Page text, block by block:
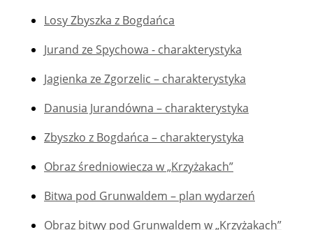
Losy Zbyszka z Bogdańca
Jurand ze Spychowa - charakterystyka
Jagienka ze Zgorzelic – charakterystyka
Danusia Jurandówna – charakterystyka
Zbyszko z Bogdańca – charakterystyka
Obraz średniowiecza w „Krzyżakach”
Bitwa pod Grunwaldem – plan wydarzeń
Obraz bitwy pod Grunwaldem w „Krzyżakach”